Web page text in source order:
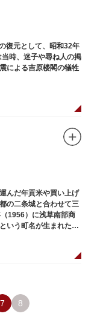
復元として、昭和32年
時、迷子や尋ね人の掲
による吉原楼閣の犠牲
んだ年貢米や買い上げ
の二条城と合わせて三
1956）に浅草南部商
いう町名が生まれたの
7 8